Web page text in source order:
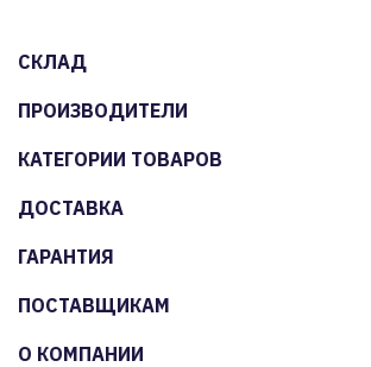
СКЛАД
ПРОИЗВОДИТЕЛИ
КАТЕГОРИИ ТОВАРОВ
ДОСТАВКА
ГАРАНТИЯ
ПОСТАВЩИКАМ
О КОМПАНИИ